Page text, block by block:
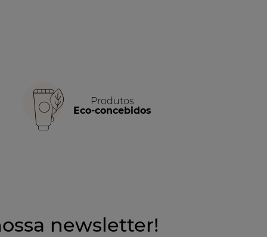
Produtos
Eco-concebidos
newsletter!